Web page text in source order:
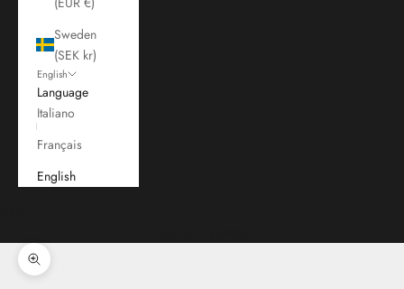
Sweden
(SEK kr)
English
Language
Italiano
Français
English
Zoom picture